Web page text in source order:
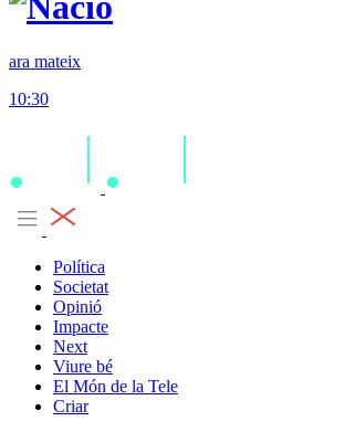
ara mateix
10:30
Política
Societat
Opinió
Impacte
Next
Viure bé
El Món de la Tele
Criar